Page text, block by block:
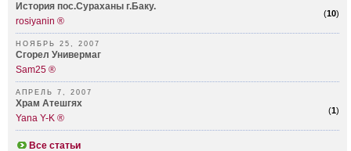
(10)
История пос.Сураханы г.Баку.
rosiyanin ®
НОЯБРЬ 25, 2007
Сгорел Универмаг
Sam25 ®
АПРЕЛЬ 7, 2007
(1)
Храм Атешгях
Yana Y-K ®
Все статьи